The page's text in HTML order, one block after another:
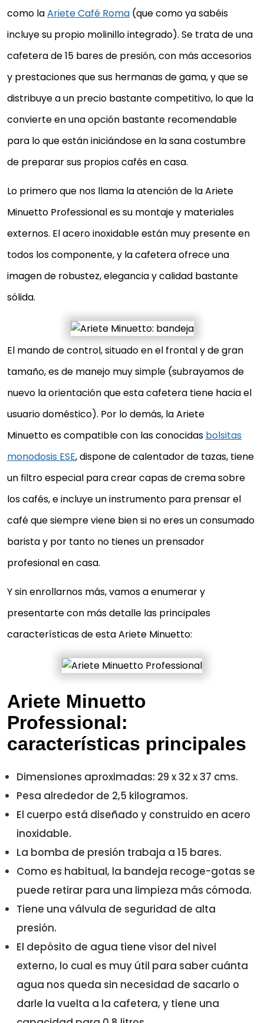
como laAriete Café Roma (que como ya sabéis
incluye su propio molinillo integrado). Se trata de una
cafetera de 15 bares de presión, con más accesorios
y prestaciones que sus hermanas de gama, y que se
distribuye a un precio bastante competitivo, lo que la
convierte en una opción bastante recomendable
para lo que están iniciándose en la sana costumbre
de preparar sus propios cafés en casa.
Lo primero que nos llama la atención de la Ariete
Minuetto Professional es su montaje y materiales
externos. El acero inoxidable están muy presente en
todos los componente, y la cafetera ofrece una
imagen de robustez, elegancia y calidad bastante
sólida.
El mando de control, situado en el frontal y de gran
tamaño, es de manejo muy simple (subrayamos de
nuevo la orientación que esta cafetera tiene hacia el
usuario doméstico). Por lo demás, la Ariete
Minuetto es compatible con las conocidas bolsitas
monodosis ESE, dispone de calentador de tazas, tiene
un filtro especial para crear capas de crema sobre
los cafés, e incluye un instrumento para prensar el
café que siempre viene bien si no eres un consumado
barista y por tanto no tienes un prensador
profesional en casa.
Y sin enrollarnos más, vamos a enumerar y
presentarte con más detalle las principales
características de esta Ariete Minuetto:
Ariete Minuetto
Professional:
características principales
Dimensiones aproximadas: 29 x 32 x 37 cms.
Pesa alrededor de 2,5 kilogramos.
El cuerpo está diseñado y construido en acero
inoxidable.
La bomba de presión trabaja a 15 bares.
Como es habitual, la bandeja recoge-gotas se
puede retirar para una limpieza más cómoda.
Tiene una válvula de seguridad de alta
presión.
El depósito de agua tiene visor del nivel
externo, lo cual es muy útil para saber cuánta
agua nos queda sin necesidad de sacarlo o
darle la vuelta a la cafetera, y tiene una